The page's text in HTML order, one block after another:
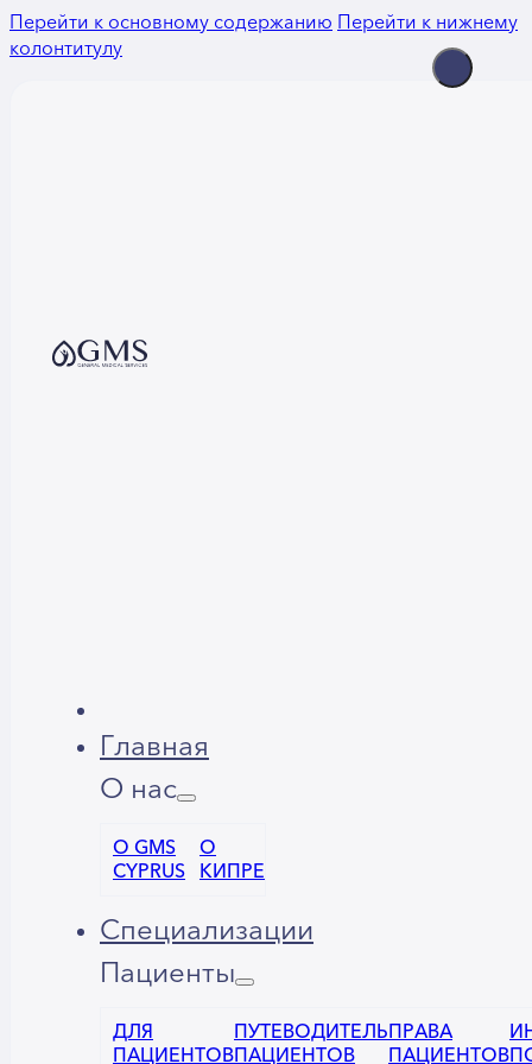
Перейти к основному содержаниюПерейти к нижнему
колонтитулу
Главная
О нас
О GMS
CYPRUS
О
КИПРЕ
Специализации
Пациенты
ДЛЯ
ПАЦИЕНТОВ
ПУТЕВОДИТЕЛЬ
ПАЦИЕНТОВ
ПРАВА
ПАЦИЕНТОВ